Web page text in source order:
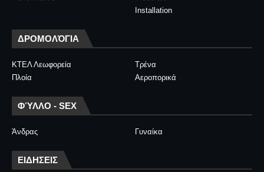
Installation
ΔΡΟΜΟΛΌΓΙΑ
ΚΤΕΛ Λεωφορεία
Τρένα
Πλοία
Αεροπορικά
ΦΎΛΛΟ - SEX
Άνδρας Γυναίκα
ΕΙΔΗΣΕΙΣ